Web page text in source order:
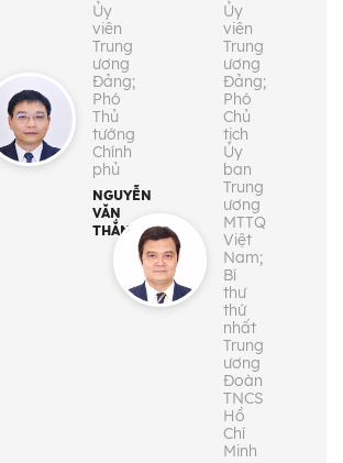
Ủy
viên
Trung
ương
Đảng;
Phó
Thủ
tướng
Chính
phủ
NGUYỄN
VĂN
THẮNG
Ủy
viên
Trung
ương
Đảng;
Phó
Chủ
tịch
Ủy
ban
Trung
ương
MTTQ
Việt
Nam;
Bí
thư
thứ
nhất
Trung
ương
Đoàn
TNCS
Hồ
Chí
Minh